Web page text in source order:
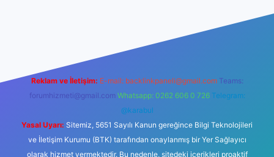
Reklam ve İletişim: E-mail: backlinkpaneli@gmail.com Teams:
forumhizmeti@gmail.com Whatsapp: 0262 606 0 726 Telegram:
@karabul
Yasal Uyarı: Sitemiz, 5651 Sayılı Kanun gereğince Bilgi Teknolojileri
ve İletişim Kurumu (BTK) tarafından onaylanmış bir Yer Sağlayıcı
olarak hizmet vermektedir. Bu nedenle, sitedeki içerikleri proaktif